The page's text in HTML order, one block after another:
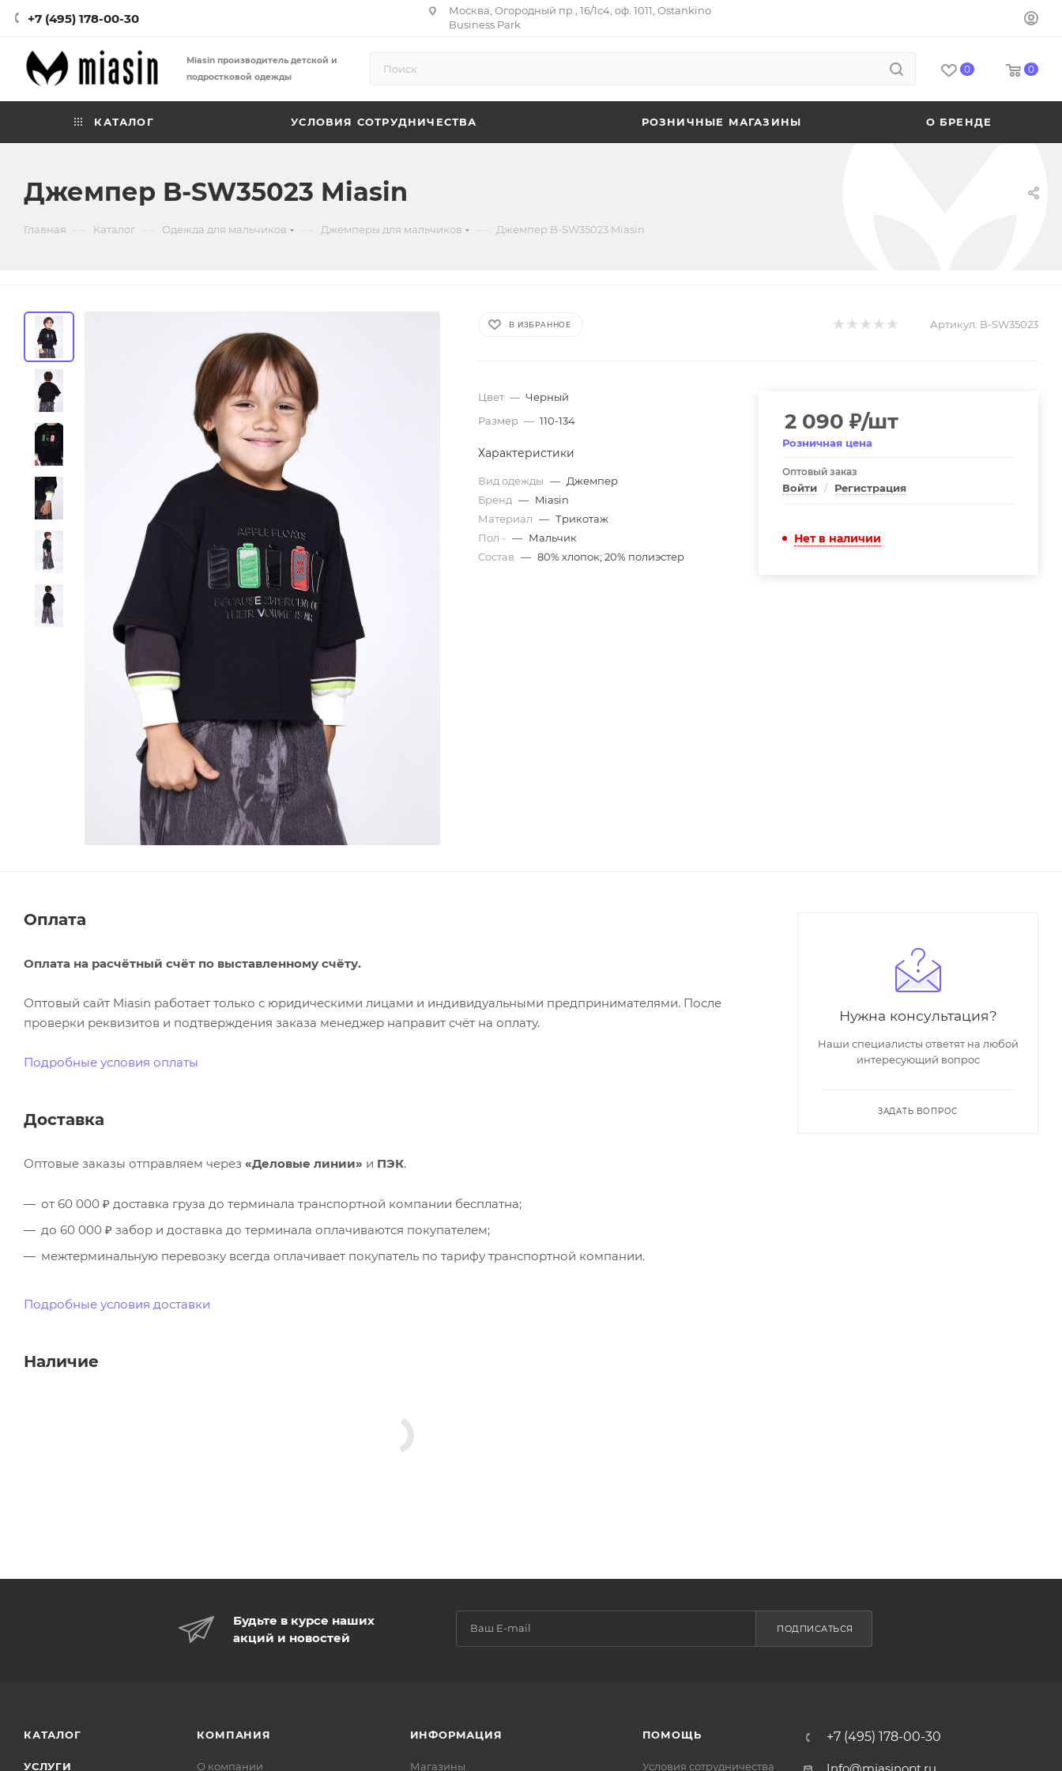
+7 (495) 178-00-30
Москва, Огородный пр., 16/1с4, оф. 1011, Ostankino
Business Park
Miasin производитель детской и
подростковой одежды
0 0
КАТАЛОГ УСЛОВИЯ СОТРУДНИЧЕСТВА РОЗНИЧНЫЕ МАГАЗИНЫ О БРЕНДЕ
Джемпер B-SW35023 Miasin
Главная Каталог Одежда для мальчиков Джемперы для мальчиков Джемпер B-SW35023 Miasin
В ИЗБРАННОЕ Артикул: B-SW35023
Цвет — Черный
Размер — 110-134
Характеристики
Вид одежды — Джемпер
Бренд — Miasin
Материал — Трикотаж
Пол - — Мальчик
Состав — 80% хлопок; 20% полиэстер
2 090 ₽/шт
Розничная цена
Оптовый заказ
Войти / Регистрация
Нет в наличии
Оплата
Оплата на расчётный счёт по выставленному счёту.
Оптовый сайт Miasin работает только с юридическими лицами и индивидуальными предпринимателями. После
проверки реквизитов и подтверждения заказа менеджер направит счёт на оплату.
Подробные условия оплаты
Доставка
Оптовые заказы отправляем через «Деловые линии» и ПЭК.
от 60 000 ₽ доставка груза до терминала транспортной компании бесплатна;
до 60 000 ₽ забор и доставка до терминала оплачиваются покупателем;
межтерминальную перевозку всегда оплачивает покупатель по тарифу транспортной компании.
Подробные условия доставки
Наличие
Нужна консультация?
Наши специалисты ответят на любой
интересующий вопрос
ЗАДАТЬ ВОПРОС
Будьте в курсе наших
акций и новостей
ПОДПИСАТЬСЯ
КАТАЛОГ
УСЛУГИ
КОМПАНИЯ
О компании
ИНФОРМАЦИЯ
Магазины
ПОМОЩЬ
Условия сотрудничества
+7 (495) 178-00-30